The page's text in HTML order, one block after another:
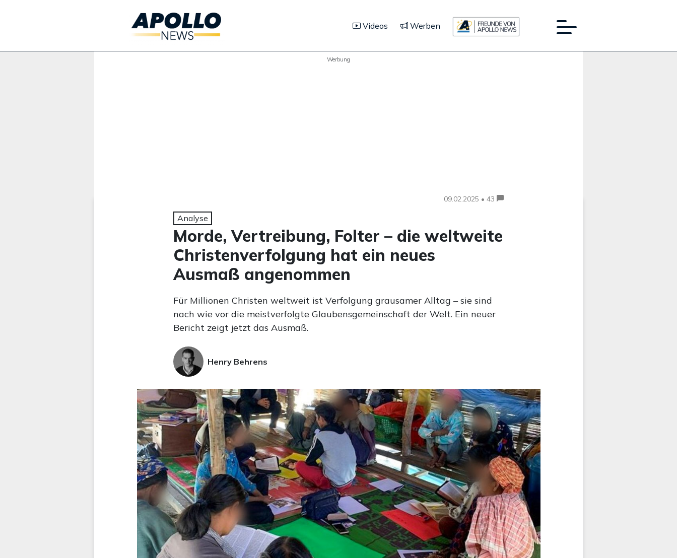
Videos Werben
Werbung
09.02.2025 • 43
Analyse
Morde, Vertreibung, Folter – die weltweite
Christenverfolgung hat ein neues
Ausmaß angenommen
Für Millionen Christen weltweit ist Verfolgung grausamer Alltag – sie sind
nach wie vor die meistverfolgte Glaubensgemeinschaft der Welt. Ein neuer
Bericht zeigt jetzt das Ausmaß.
Henry Behrens